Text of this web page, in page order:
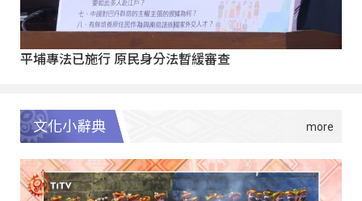
平埔專法已施行 原民身分法暫緩審查
文化小辭典